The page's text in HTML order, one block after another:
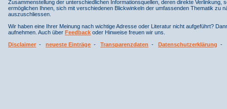
Zusammenstellung der unterschiedlichen Informationsquellen, deren direkte
ermöglichen Ihnen, sich mit verschiedenen Blickwinkeln der umfassenden Thematik
auszuschliessen.
Wir haben eine Ihrer Meinung nach wichtige Adresse oder Literatur nicht aufgeführt?
aufnehmen. Auch über Feedback oder Hinweise freuen wir uns.
Disclaimer - neueste Einträge - Transparenzdaten - Datenschutzerklärung -